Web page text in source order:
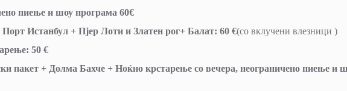
пиење и шоу програма 60€
Истанбул + Пјер Лоти и Златен рог+ Балат: 60 €(со вклучени влезници )
50 €
+ Долма Бахче + Ноќно крстарење со вечера, неограничено пиење и